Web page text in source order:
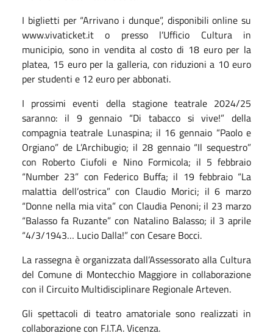
I biglietti per “Arrivano i dunque”, disponibili online su
www.vivaticket.it o presso l’Ufficio Cultura in
municipio, sono in vendita al costo di 18 euro per la
platea, 15 euro per la galleria, con riduzioni a 10 euro
per studenti e 12 euro per abbonati.
I prossimi eventi della stagione teatrale 2024/25
saranno: il 9 gennaio “Di tabacco si vive!” della
compagnia teatrale Lunaspina; il 16 gennaio “Paolo e
Orgiano” de L’Archibugio; il 28 gennaio “Il sequestro”
con Roberto Ciufoli e Nino Formicola; il 5 febbraio
“Number 23” con Federico Buffa; il 19 febbraio “La
malattia dell’ostrica” con Claudio Morici; il 6 marzo
“Donne nella mia vita” con Claudia Penoni; il 23 marzo
“Balasso fa Ruzante” con Natalino Balasso; il 3 aprile
“4/3/1943… Lucio Dalla!” con Cesare Bocci.
La rassegna è organizzata dall’Assessorato alla Cultura
del Comune di Montecchio Maggiore in collaborazione
con il Circuito Multidisciplinare Regionale Arteven.
Gli spettacoli di teatro amatoriale sono realizzati in
collaborazione con F.I.T.A. Vicenza.